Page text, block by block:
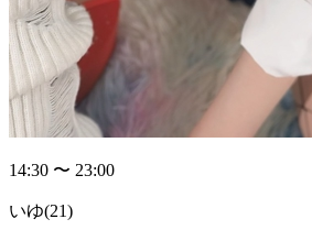
14:30 〜 23:00
いゆ(21)